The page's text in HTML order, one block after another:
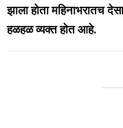
झाला होता महिनाभरातच
हळहळ व्यक्त होत आहे.